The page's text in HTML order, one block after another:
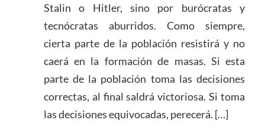
Stalin o Hitler, sino por burócratas y
tecnócratas aburridos. Como siempre,
cierta parte de la población resistirá y no
caerá en la formación de masas. Si esta
parte de la población toma las decisiones
correctas, al final saldrá victoriosa. Si toma
las decisiones equivocadas, perecerá. […]